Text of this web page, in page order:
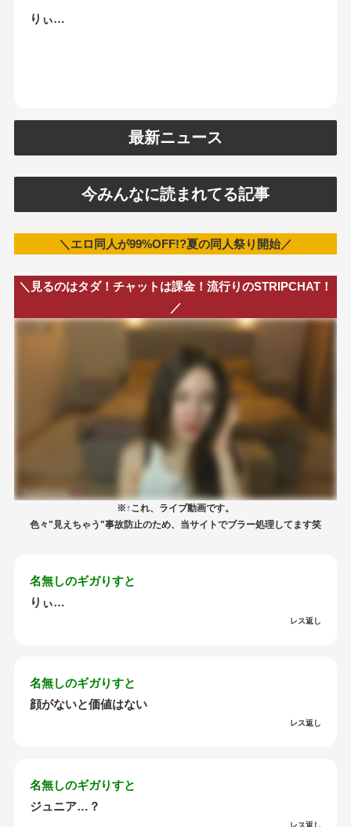
りぃ…
最新ニュース
今みんなに読まれてる記事
＼エロ同人が99%OFF!?夏の同人祭り開始／
＼見るのはタダ！チャットは課金！流行りのSTRIPCHAT！
／
※↑これ、ライブ動画です。
色々"見えちゃう"事故防止のため、当サイトでブラー処理してます笑
名無しのギガりすと
りぃ…
レス返し
名無しのギガりすと
顔がないと価値はない
レス返し
名無しのギガりすと
ジュニア…？
レス返し